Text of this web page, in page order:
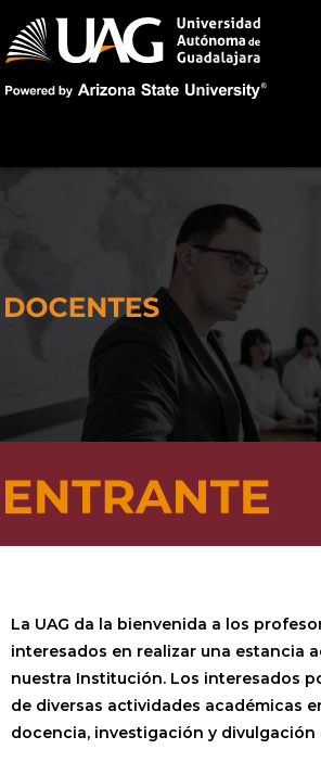
La UAG da la bienvenida a los
interesados en realizar una estancia
nuestra Institución. Los interesados
de diversas actividades académicas
docencia, investigación y divulgación